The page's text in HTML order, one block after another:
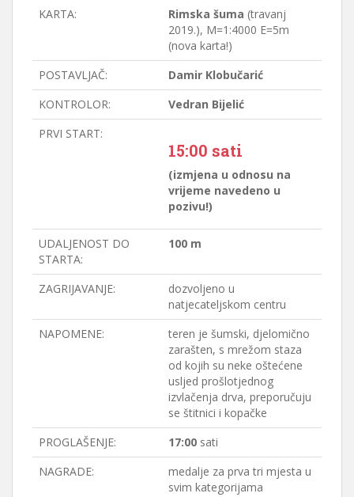
KARTA: Rimska šuma (travanj
2019.), M=1:4000 E=5m
(nova karta!)
POSTAVLJAČ:
Damir Klobučarić
KONTROLOR:
Vedran Bijelić
PRVI START:
15:00 sati
(izmjena u odnosu na
vrijeme navedeno u
pozivu!)
UDALJENOST DO
STARTA:
100 m
ZAGRIJAVANJE:
dozvoljeno u
natjecateljskom centru
NAPOMENE:
teren je šumski, djelomično
zarašten, s mrežom staza
od kojih su neke oštećene
usljed prošlotjednog
izvlačenja drva, preporučuju
se štitnici i kopačke
PROGLAŠENJE:
17:00 sati
NAGRADE:
medalje za prva tri mjesta u
svim kategorijama